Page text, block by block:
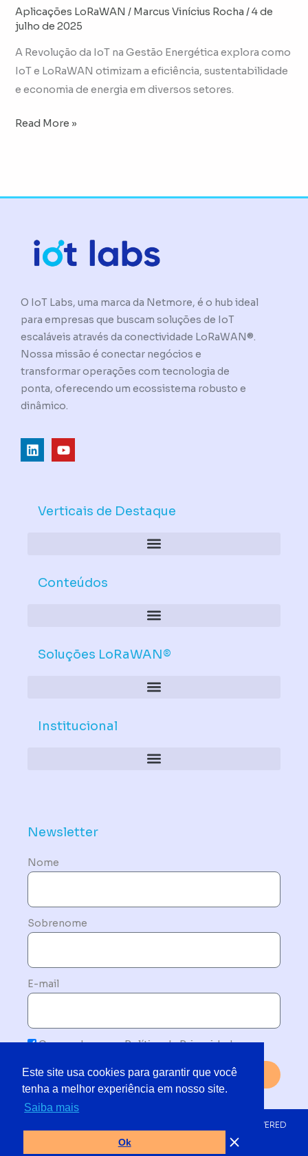
Este site usa cookies para garantir que você
tenha a melhor experiência em nosso site.
Saiba mais
Ok
Aplicações LoRaWAN / Marcus Vinícius Rocha /4 de
julho de 2025
A Revolução da IoT na Gestão Energética explora como
IoT e LoRaWAN otimizam a eficiência, sustentabilidade
e economia de energia em diversos setores.
Read More »
O IoT Labs, uma marca da Netmore, é o hub ideal
para empresas que buscam soluções de IoT
escaláveis através da conectividade LoRaWAN®.
Nossa missão é conectar negócios e
transformar operações com tecnologia de
ponta, oferecendo um ecossistema robusto e
dinâmico.
L
i
d
Y
o
b
Verticais de Destaque
Conteúdos
Soluções LoRaWAN®
Institucional
Newsletter
Nome
Sobrenome
E-mail
Concordo com a Política de Privacidade
Enviar
© 2019 - 2025 TODOS OS DIREITOS RESERVADOS | POWERED